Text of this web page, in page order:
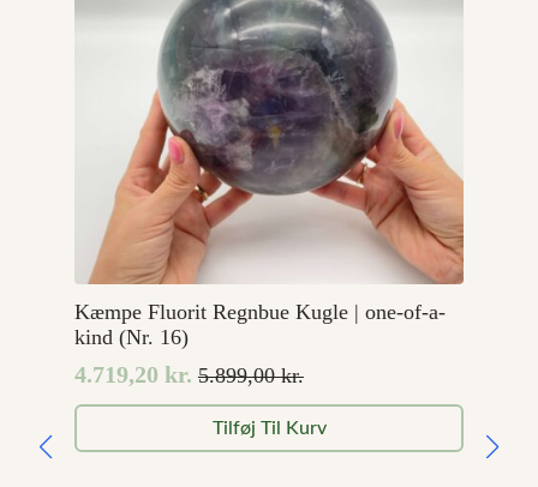
Kæmpe Fluorit Regnbue Kugle | one-of-a-
kind (Nr. 16)
5.899,00kr.
Den
oprindelige
pris
4.719,20 kr.
Den
aktuelle
pris
Tilføj Til Kurv